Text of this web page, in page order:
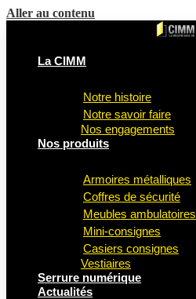
Aller au contenu
La CIMM
Notre histoire
Notre savoir faire
Nos engagements
Nos produits
Armoires métalliques
Coffres de sécurité
Meubles ambulatoires
Mini-consignes
Casiers consignes
Vestiaires
Serrure numérique
Actualités